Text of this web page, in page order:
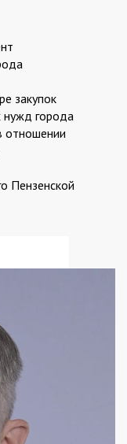
закупок
нужд города
отношении
Пензенской